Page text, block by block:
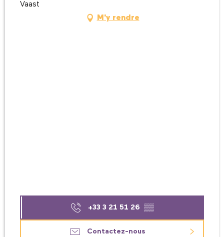
Vaast
M'y rendre
+33 3 21 51 26 ▒▒
Contactez-nous